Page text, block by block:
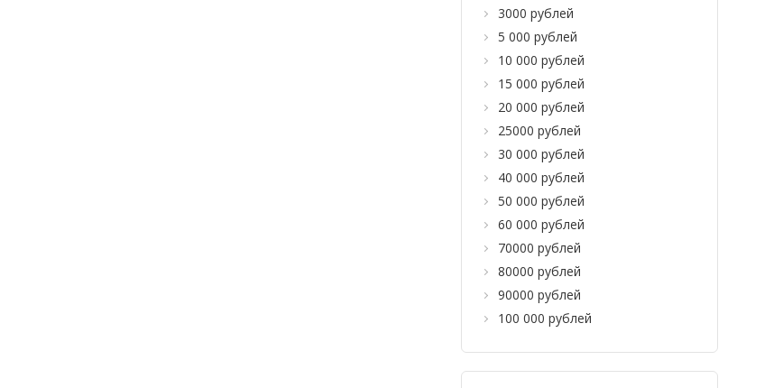
3000 рублей
5 000 рублей
10 000 рублей
15 000 рублей
20 000 рублей
25000 рублей
30 000 рублей
40 000 рублей
50 000 рублей
60 000 рублей
70000 рублей
80000 рублей
90000 рублей
100 000 рублей